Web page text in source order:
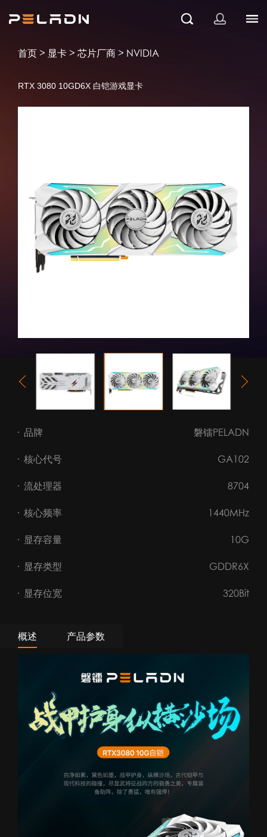
首页 > 显卡 > 芯片厂商 > NVIDIA
RTX 3080 10GD6X 白铠游戏显卡
品牌 磐镭PELADN
核心代号 GA102
流处理器 8704
核心频率 1440MHz
显存容量 10G
显存类型 GDDR6X
显存位宽 320Bit
概述 产品参数